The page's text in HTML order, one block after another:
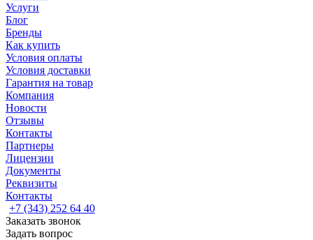
Услуги
Блог
Бренды
Как купить
Условия оплаты
Условия доставки
Гарантия на товар
Компания
Новости
Отзывы
Контакты
Партнеры
Лицензии
Документы
Реквизиты
Контакты
+7 (343) 252 64 40
Заказать звонок
Задать вопрос